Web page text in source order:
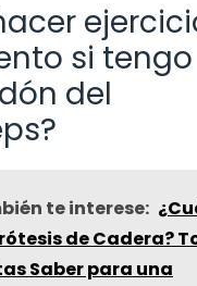
si
del
te interese:
de Cadera?
Saber para una